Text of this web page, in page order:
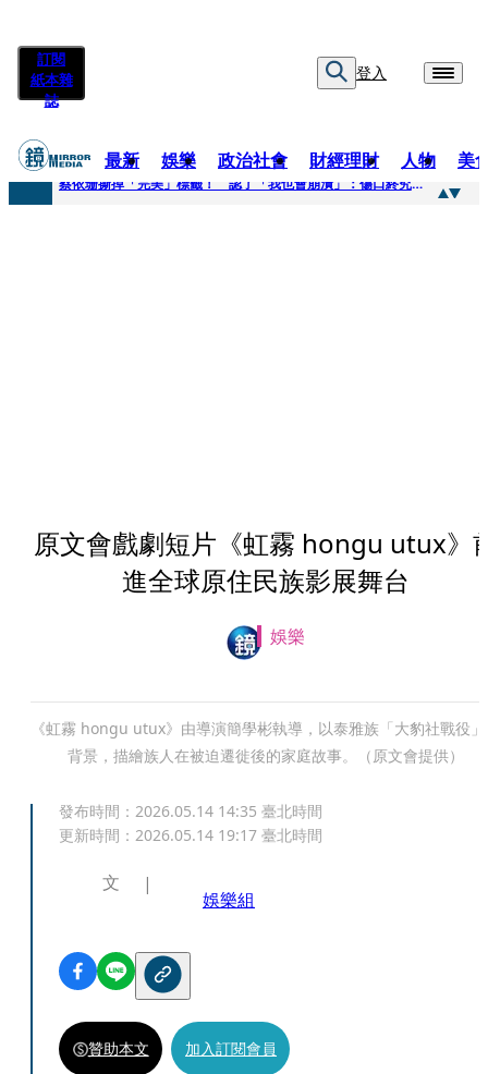
訂閱
紙本雜
誌
登入
最新 娛樂 政治社會 財經理財 人物 美
快訊
蔡依珊撕掉「完美」標籤！ 認了「我也會崩潰」：傷口終究會癒合
原文會戲劇短片《虹霧 hongu utux》
進全球原住民族影展舞台
娛樂
《虹霧 hongu utux》由導演簡學彬執導，以泰雅族「大豹社戰役
背景，描繪族人在被迫遷徙後的家庭故事。（原文會提供）
發布時間： 2026.05.14 14:35 臺北時間
更新時間： 2026.05.14 19:17 臺北時間
文
娛樂組
贊助本文 加入訂閱會員